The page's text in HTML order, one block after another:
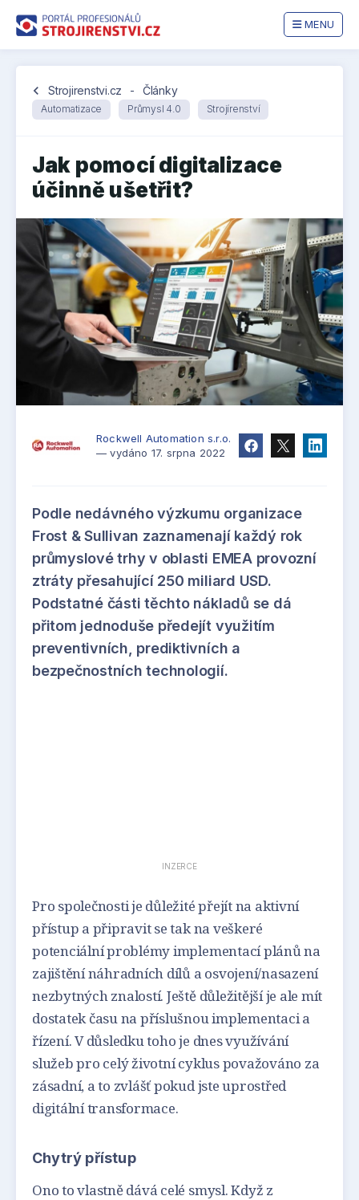
MENU
chevron_left Strojirenstvi.cz - Články
Automatizace Průmysl 4.0 Strojírenství
Jak pomocí digitalizace
účinně ušetřit?
Rockwell Automation s.r.o.
— vydáno 17. srpna 2022
Podle nedávného výzkumu organizace
Frost & Sullivan zaznamenají každý rok
průmyslové trhy v oblasti EMEA provozní
ztráty přesahující 250 miliard USD.
Podstatné části těchto nákladů se dá
přitom jednoduše předejít využitím
preventivních, prediktivních a
bezpečnostních technologií.
INZERCE
Pro společnosti je důležité přejít na aktivní
přístup a připravit se tak na veškeré
potenciální problémy implementací plánů na
zajištění náhradních dílů a osvojení/nasazení
nezbytných znalostí. Ještě důležitější je ale mít
dostatek času na příslušnou implementaci a
řízení. V důsledku toho je dnes využívání
služeb pro celý životní cyklus považováno za
zásadní, a to zvlášť pokud jste uprostřed
digitální transformace.
Chytrý přístup
Ono to vlastně dává celé smysl. Když z